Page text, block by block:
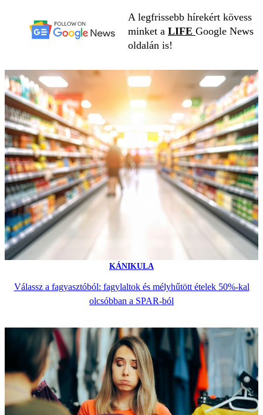
A legfrissebb hírekért kövess
minket a LIFE Google News
oldalán is!
KÁNIKULA
Válassz a fagyasztóból: fagylaltok és mélyhűtött ételek 50%-kal
olcsóbban a SPAR-ból